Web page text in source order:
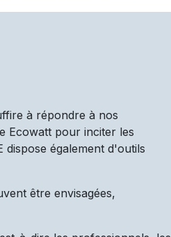
à répondre à nos
Ecowatt pour inciter les
également d'outils
être envisagées,